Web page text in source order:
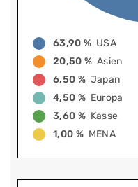
63,90 % USA
20,50 % Asien
6,50 % Japan
4,50 % Europa
3,60 % Kasse
1,00 % MENA